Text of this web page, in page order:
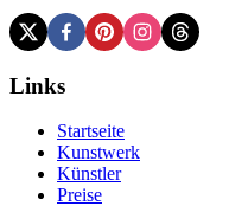
Links
Startseite
Kunstwerk
Künstler
Preise